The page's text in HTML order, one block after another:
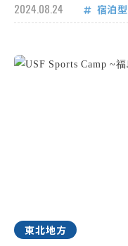
2024.08.24 宿泊型
東北地方